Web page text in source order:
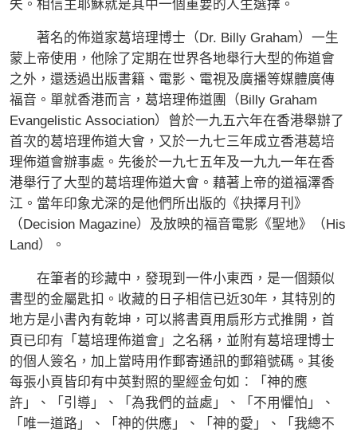
失。相信主耶穌就是其中一個重要的人生選擇。
著名的佈道家葛培理博士（Dr. Billy Graham）一生
蒙上帝使用，他除了定期在世界各地舉行大型的佈道會
之外，還透過出版書籍、電影、電視及廣播等媒體廣傳
福音。單就香港而言，葛培理佈道團（Billy Graham
Evangelistic Association）曾於一九五六年在香港舉辦了
首次的葛培理佈道大會，又於一九七三年成立香港葛培
理佈道會辦事處。先後於一九七五年及一九九一年在香
港舉行了大型的葛培理佈道大會。藉著上帝的道福澤香
江。當年印象尤深的是他們所出版的《抉擇月刊》
（Decision Magazine）及放映的福音電影《聖地》（His
Land）。
在筆者的珍藏中，發現到一件小東西，是一個類似
書型的金屬匙扣。收藏的日子相信已近30年，其特別的
地方是小書內有乾坤，可以將書頁用扇形方式推開，首
頁已印有「葛培理佈道會」之名稱，並附有葛培理博士
的個人簽名，加上當時用作郵寄通訊的郵箱號碼。其後
每張小頁皆印有中英對照的聖經金句如︰「神的應
許」、「引導」、「為我們的益處」、「不用懼怕」、
「唯一道路」、「神的供應」、「神的愛」、「我總不